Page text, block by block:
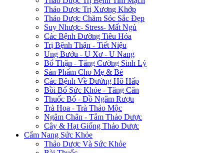
Thảo Dược Trị Xương Khớp
Thảo Dược Chăm Sóc Sắc Đẹp
Suy Nhược- Stress- Mất Ngủ
Các Bệnh Đường Tiêu Hóa
Trị Bệnh Thận - Tiết Niệu
Ung Bướu - U Xơ - U Nang
Bổ Thận - Tăng Cường Sinh Lý
Sản Phẩm Cho Mẹ & Bé
Các Bệnh Về Đường Hô Hấp
Bồi Bổ Sức Khỏe - Tăng Cân
Thuốc Bổ - Đồ Ngâm Rượu
Trà Hoa - Trà Thảo Mộc
Ngâm Chân - Tắm Thảo Dược
Cây & Hạt Giống Thảo Dược
Cẩm Nang Sức Khỏe
Thảo Dược Và Sức Khỏe